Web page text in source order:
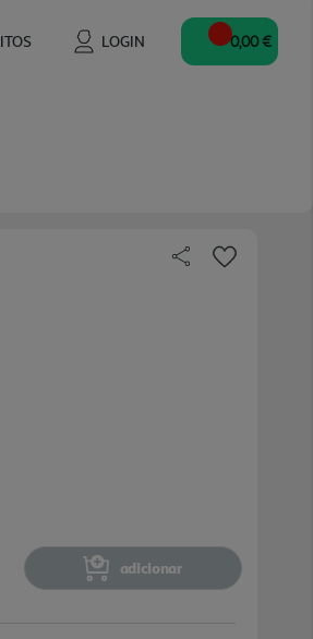
LOGIN 0,00 €
adicionar